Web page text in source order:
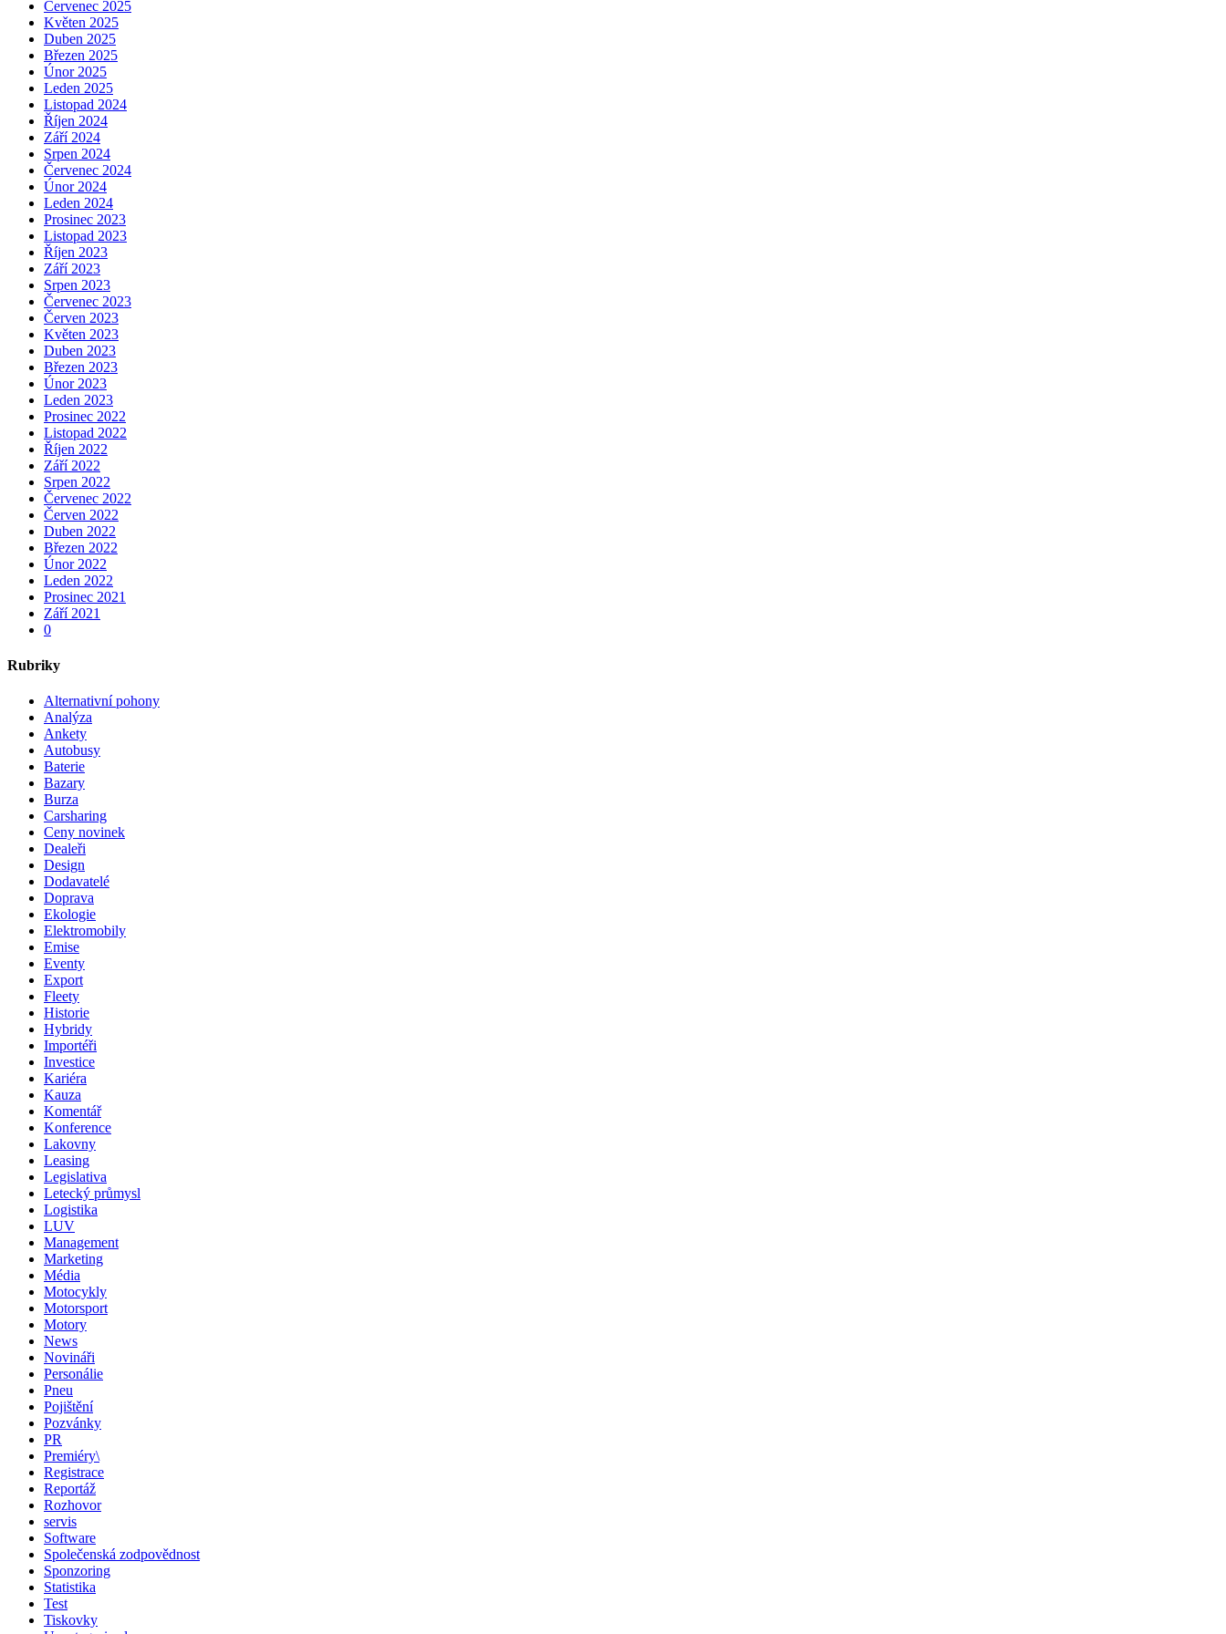
Červenec 2025
Květen 2025
Duben 2025
Březen 2025
Únor 2025
Leden 2025
Listopad 2024
Říjen 2024
Září 2024
Srpen 2024
Červenec 2024
Únor 2024
Leden 2024
Prosinec 2023
Listopad 2023
Říjen 2023
Září 2023
Srpen 2023
Červenec 2023
Červen 2023
Květen 2023
Duben 2023
Březen 2023
Únor 2023
Leden 2023
Prosinec 2022
Listopad 2022
Říjen 2022
Září 2022
Srpen 2022
Červenec 2022
Červen 2022
Duben 2022
Březen 2022
Únor 2022
Leden 2022
Prosinec 2021
Září 2021
0
Rubriky
Alternativní pohony
Analýza
Ankety
Autobusy
Baterie
Bazary
Burza
Carsharing
Ceny novinek
Dealeři
Design
Dodavatelé
Doprava
Ekologie
Elektromobily
Emise
Eventy
Export
Fleety
Historie
Hybridy
Importéři
Investice
Kariéra
Kauza
Komentář
Konference
Lakovny
Leasing
Legislativa
Letecký průmysl
Logistika
LUV
Management
Marketing
Média
Motocykly
Motorsport
Motory
News
Novináři
Personálie
Pneu
Pojištění
Pozvánky
PR
Premiéry\
Registrace
Reportáž
Rozhovor
servis
Software
Společenská zodpovědnost
Sponzoring
Statistika
Test
Tiskovky